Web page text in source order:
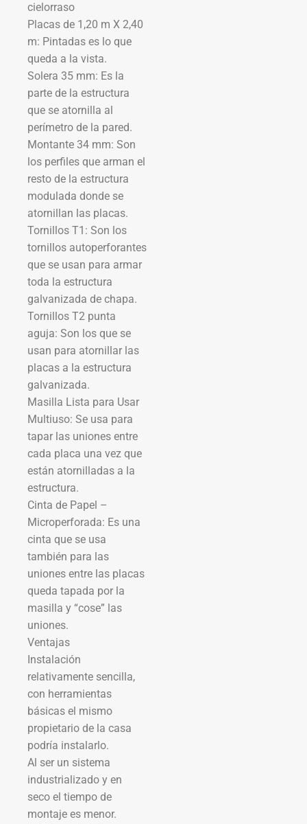
cielorraso
Placas de 1,20 m X 2,40
m: Pintadas es lo que
queda a la vista.
Solera 35 mm: Es la
parte de la estructura
que se atornilla al
perímetro de la pared.
Montante 34 mm: Son
los perfiles que arman el
resto de la estructura
modulada donde se
atornillan las placas.
Tornillos T1: Son los
tornillos autoperforantes
que se usan para armar
toda la estructura
galvanizada de chapa.
Tornillos T2 punta
aguja: Son los que se
usan para atornillar las
placas a la estructura
galvanizada.
Masilla Lista para Usar
Multiuso: Se usa para
tapar las uniones entre
cada placa una vez que
están atornilladas a la
estructura.
Cinta de Papel –
Microperforada: Es una
cinta que se usa
también para las
uniones entre las placas
queda tapada por la
masilla y “cose” las
uniones.
Ventajas
Instalación
relativamente sencilla,
con herramientas
básicas el mismo
propietario de la casa
podría instalarlo.
Al ser un sistema
industrializado y en
seco el tiempo de
montaje es menor.